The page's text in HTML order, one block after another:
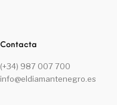
Contacta
(+34) 987 007 700
info@eldiamantenegro.es